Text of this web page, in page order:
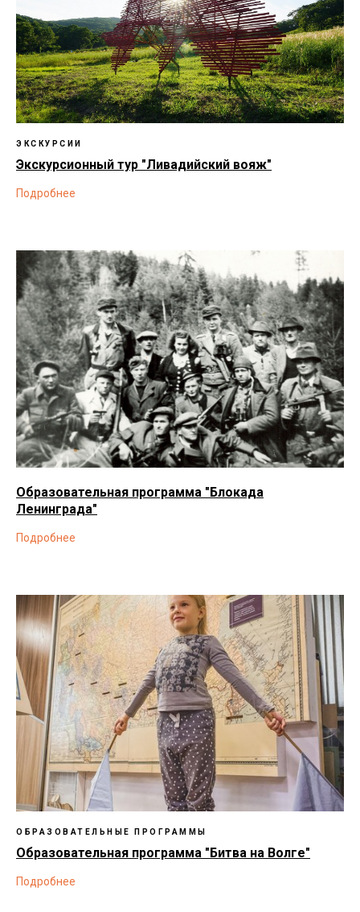
ЭКСКУРСИИ
Экскурсионный тур "Ливадийский вояж"
Подробнее
Образовательная программа "Блокада
Ленинграда"
Подробнее
ОБРАЗОВАТЕЛЬНЫЕ ПРОГРАММЫ
Образовательная программа "Битва на Волге"
Подробнее